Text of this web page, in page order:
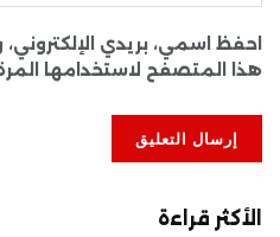
احفظ اسمي، بريدي
هذا المتصفح لاستخدامها
الأكثر قراءة